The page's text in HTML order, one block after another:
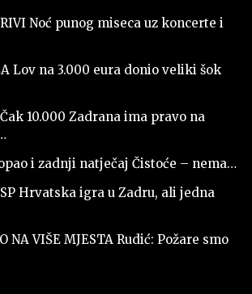
RIVI Noć punog miseca uz koncerte i
Lov na 3.000 eura donio veliki šok
Čak 10.000 Zadrana ima pravo na
i zadnji natječaj Čistoće – nema…
Hrvatska igra u Zadru, ali jedna
NA VIŠE MJESTA Rudić: Požare smo